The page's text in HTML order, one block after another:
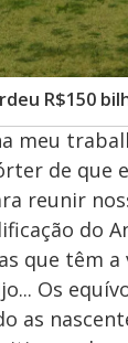
R$150
meu
de que
reunir
do
que têm
Os
as